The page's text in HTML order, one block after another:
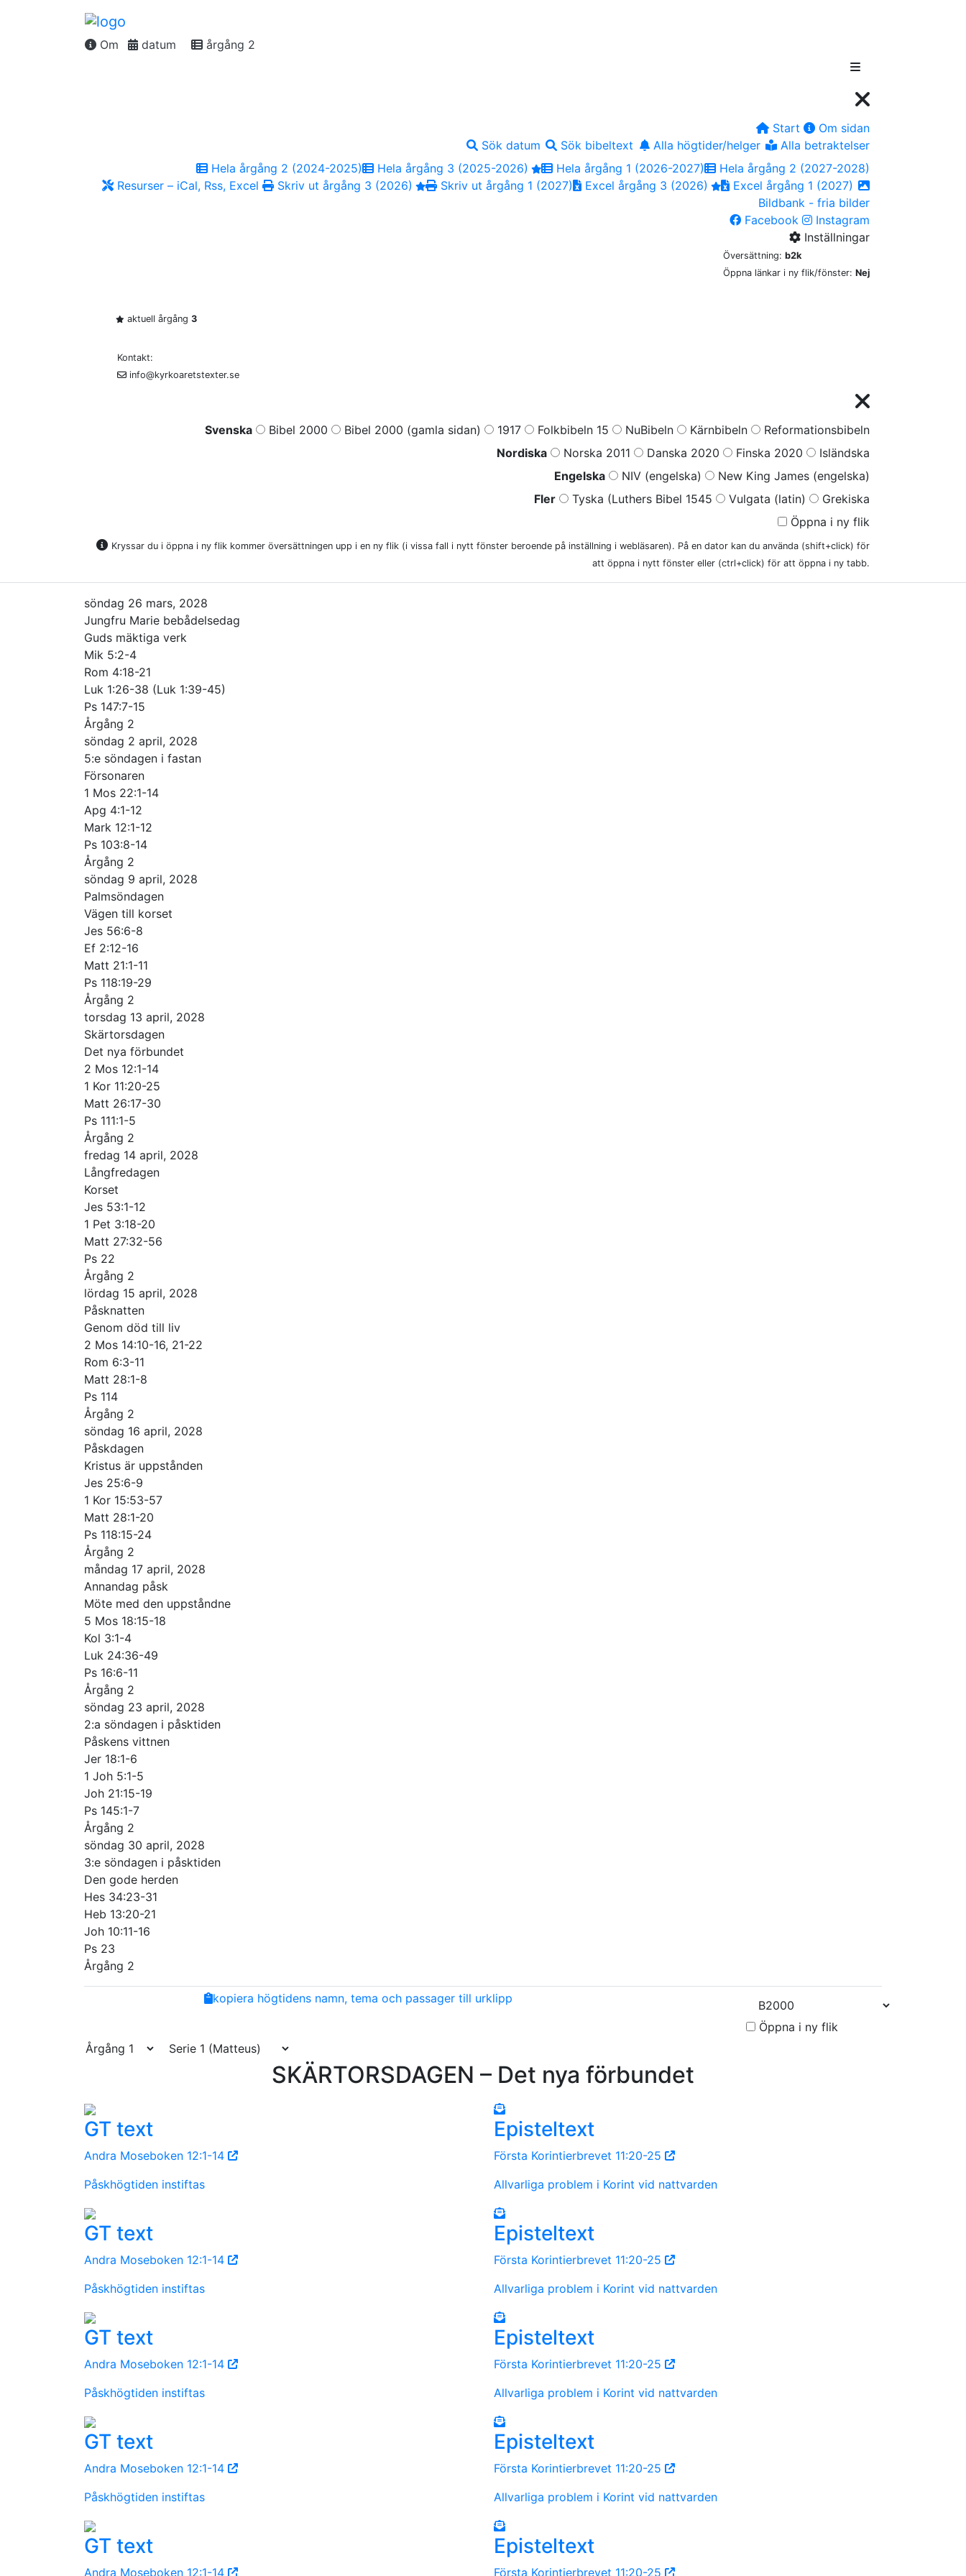
Om datum årgång 2
Start
Om sidan
Sök datum
Sök bibeltext Alla högtider/helger
Alla betraktelser
Hela årgång 2 (2024-2025)
Hela årgång 3 (2025-2026) Hela årgång 1 (2026-2027)
Hela årgång 2 (2027-2028)
Resurser – iCal, Rss, Excel
Skriv ut årgång 3 (2026) Skriv ut årgång 1 (2027) Excel årgång 3 (2026)
Excel årgång 1 (2027)
Bildbank - fria bilder
Facebook
Instagram
Inställningar
Översättning: b2k
Öppna länkar i ny flik/fönster: Nej
aktuell årgång 3
Kontakt:
info@kyrkoaretstexter.se
Svenska Bibel 2000 Bibel 2000 (gamla sidan) 1917 Folkbibeln 15 NuBibeln Kärnbibeln
Reformationsbibeln
Nordiska
Norska 2011 Danska 2020 Finska 2020
Isländska
Engelska
NIV (engelska)
New King James (engelska)
Fler
Tyska (Luthers Bibel 1545 Vulgata (latin)
Grekiska
Öppna i ny flik
Kryssar du i öppna i ny flik kommer översättningen upp i en ny flik (i vissa fall i nytt fönster beroende på inställning i webläsaren). På en dator kan du använda (shift+click) för
att öppna i nytt fönster eller (ctrl+click) för att öppna i ny tabb.
söndag 26 mars, 2028
Jungfru Marie bebådelsedag
Guds mäktiga verk
Mik 5:2-4
Rom 4:18-21
Luk 1:26-38 (Luk 1:39-45)
Ps 147:7-15
Årgång 2
söndag 2 april, 2028
5:e söndagen i fastan
Försonaren
1 Mos 22:1-14
Apg 4:1-12
Mark 12:1-12
Ps 103:8-14
Årgång 2
söndag 9 april, 2028
Palmsöndagen
Vägen till korset
Jes 56:6-8
Ef 2:12-16
Matt 21:1-11
Ps 118:19-29
Årgång 2
torsdag 13 april, 2028
Skärtorsdagen
Det nya förbundet
2 Mos 12:1-14
1 Kor 11:20-25
Matt 26:17-30
Ps 111:1-5
Årgång 2
fredag 14 april, 2028
Långfredagen
Korset
Jes 53:1-12
1 Pet 3:18-20
Matt 27:32-56
Ps 22
Årgång 2
lördag 15 april, 2028
Påsknatten
Genom död till liv
2 Mos 14:10-16, 21-22
Rom 6:3-11
Matt 28:1-8
Ps 114
Årgång 2
söndag 16 april, 2028
Påskdagen
Kristus är uppstånden
Jes 25:6-9
1 Kor 15:53-57
Matt 28:1-20
Ps 118:15-24
Årgång 2
måndag 17 april, 2028
Annandag påsk
Möte med den uppståndne
5 Mos 18:15-18
Kol 3:1-4
Luk 24:36-49
Ps 16:6-11
Årgång 2
söndag 23 april, 2028
2:a söndagen i påsktiden
Påskens vittnen
Jer 18:1-6
1 Joh 5:1-5
Joh 21:15-19
Ps 145:1-7
Årgång 2
söndag 30 april, 2028
3:e söndagen i påsktiden
Den gode herden
Hes 34:23-31
Heb 13:20-21
Joh 10:11-16
Ps 23
Årgång 2
EmailCopy
kopiera högtidens namn, tema och passager till urklipp
Öppna i ny flik
SKÄRTORSDAGEN – Det nya förbundet
GT text
Andra Moseboken 12:1-14
Påskhögtiden instiftas
GT text
Andra Moseboken 12:1-14
Påskhögtiden instiftas
GT text
Andra Moseboken 12:1-14
Påskhögtiden instiftas
GT text
Andra Moseboken 12:1-14
Påskhögtiden instiftas
GT text
Andra Moseboken 12:1-14
Episteltext
Första Korintierbrevet 11:20-25
Allvarliga problem i Korint vid nattvarden
Episteltext
Första Korintierbrevet 11:20-25
Allvarliga problem i Korint vid nattvarden
Episteltext
Första Korintierbrevet 11:20-25
Allvarliga problem i Korint vid nattvarden
Episteltext
Första Korintierbrevet 11:20-25
Allvarliga problem i Korint vid nattvarden
Episteltext
Första Korintierbrevet 11:20-25